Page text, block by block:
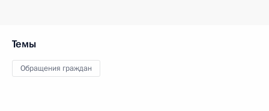
Темы
Обращения граждан